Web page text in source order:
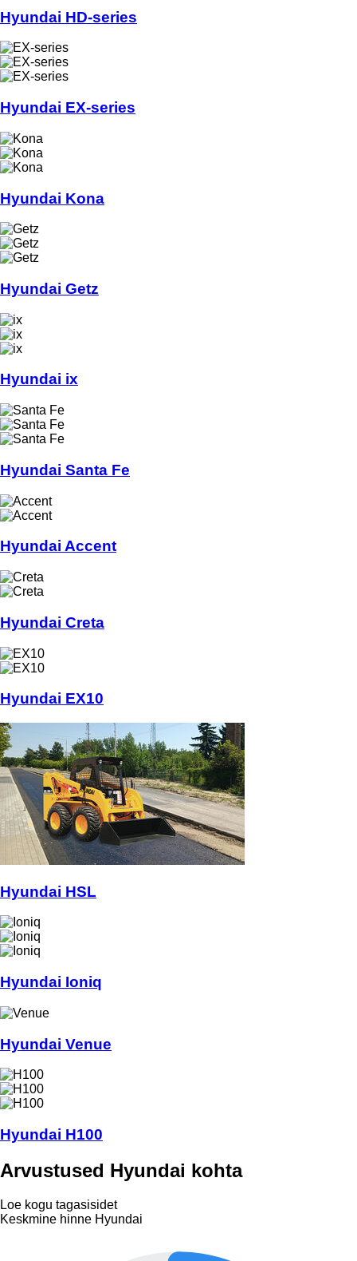
Hyundai HD-series
Hyundai EX-series
Hyundai Kona
Hyundai Getz
Hyundai ix
Hyundai Santa Fe
Hyundai Accent
Hyundai Creta
Hyundai EX10
Hyundai HSL
Hyundai Ioniq
Hyundai Venue
Hyundai H100
Arvustused Hyundai kohta
Loe kogu tagasisidet
Keskmine hinne Hyundai